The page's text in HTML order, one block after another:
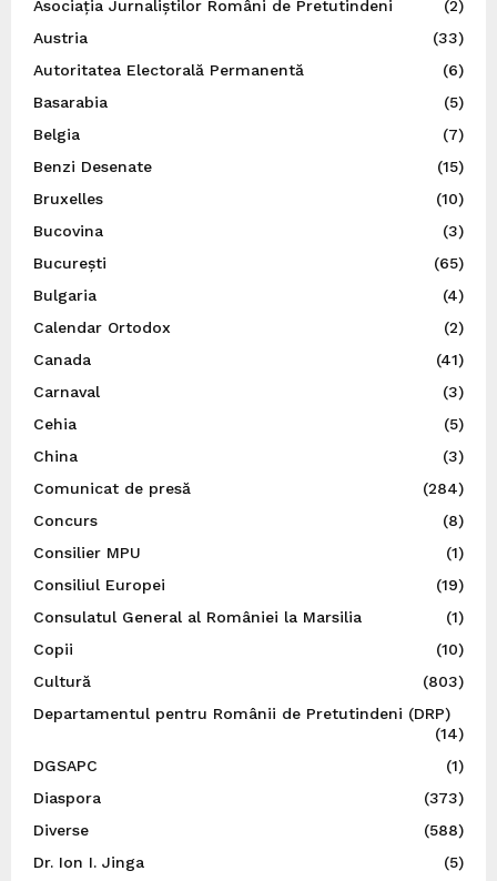
Asociația Jurnaliștilor Români de Pretutindeni
(2)
Austria
(33)
Autoritatea Electorală Permanentă
(6)
Basarabia
(5)
Belgia
(7)
Benzi Desenate
(15)
Bruxelles
(10)
Bucovina
(3)
București
(65)
Bulgaria
(4)
Calendar Ortodox
(2)
Canada
(41)
Carnaval
(3)
Cehia
(5)
China
(3)
Comunicat de presă
(284)
Concurs
(8)
Consilier MPU
(1)
Consiliul Europei
(19)
Consulatul General al României la Marsilia
(1)
Copii
(10)
Cultură
(803)
Departamentul pentru Românii de Pretutindeni (DRP)
(14)
DGSAPC
(1)
Diaspora
(373)
Diverse
(588)
Dr. Ion I. Jinga
(5)